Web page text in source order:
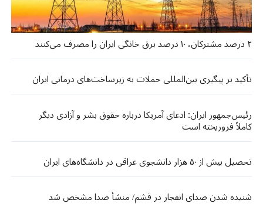
۲ درصد مشترکان، ۱۰ درصد برق خانگی ایران را مصرف می‌کنند
تأکید بر پیگیری بین‌المللی حملات به زیرساخت‌های درمانی ایران
رئیس‌جمهور ایران: ادعای آمریکا درباره حقوق بشر و آزادی دیگر
کاملاً فروریخته است
تحصیل بیش از ۵۰ هزار دانشجوی عراقی در دانشگاه‌های ایران
شنیده شدن صدای انفجار در قشم/ منشأ صدا مشخص شد